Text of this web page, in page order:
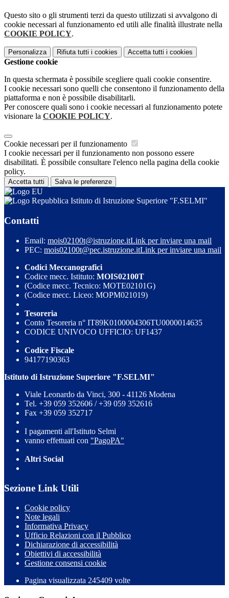
Questo sito o gli strumenti terzi da questo utilizzati si avvalgono di
cookie necessari al funzionamento ed utili alle finalità illustrate nella
COOKIE POLICY.
Personalizza Rifiuta tutti i cookies Accetta tutti i cookies
Gestione cookie
In questa schermata è possibile scegliere quali cookie consentire.
I cookie necessari sono quelli che consentono il funzionamento della
piattaforma e non è possibile disabilitarli.
Per conoscere quali sono i cookie necessari al funzionamento potete
visionare la COOKIE POLICY.
Cookie necessari per il funzionamento
I cookie necessari per il funzionamento non possono essere
disabilitati. È possibile consultare l'elenco nella pagina della cookie
policy.
Accetta tutti Salva le preferenze
Istituto di Istruzione Superiore "F.SELMI"
Contatti
Email: mois02100t@istruzione.itLink per inviare una mail
PEC: mois02100t@pec.istruzione.itLink per inviare una mail
Codici Meccanografici
Codice mecc. Istituto: MOIS02100T
(Codice mecc. Tecnico: MOTE02101G)
(Codice mecc. Liceo: MOPM021019)
Tesoreria
Conto Tesoreria n° IT89K0100004306TU0000014635
CODICE UNIVOCO UFFICIO: UF1437
Codice Fiscale
94177190363
Istituto di Istruzione Superiore "F.SELMI"
Viale Leonardo da Vinci, 300 - 41126 Modena
Tel. +39 059 352606 / +39 059 352616
Fax +39 059 352717
I pagamenti all'Istituto Selmi
vanno effettuati con "PagoPA"
Altri Social
Sezione Link Utili
Cookie policy
Note legali
Informativa Privacy
Ufficio Relazioni con il Pubblico
Dichiarazione di accessibilità
Obiettivi di accessibilità
Gestione consensi cookie
Pagina visualizzata 245409 volte